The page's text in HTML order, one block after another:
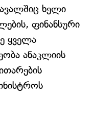
ხელი
ფინანსური
ყველა
ანაკლიის